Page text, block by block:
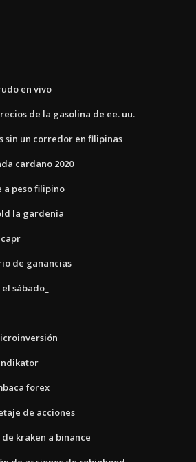
en vivo
de la gasolina de ee. uu.
sin un corredor en filipinas
cardano 2020
a peso filipino
la gardenia
de ganancias
sábado_
forex
de acciones
kraken a binance